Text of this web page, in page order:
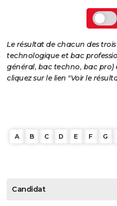
Le résultat de chacun des
technologique et bac
général, bac techno, bac pro)
cliquez sur le lien "Voir le
A B C D E F G
Candidat